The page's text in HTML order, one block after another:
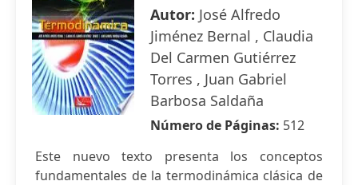
Autor: José Alfredo
Jiménez Bernal , Claudia
Del Carmen Gutiérrez
Torres , Juan Gabriel
Barbosa Saldaña
Número de Páginas: 512
Este nuevo texto presenta los conceptos
fundamentales de la termodinámica clásica de